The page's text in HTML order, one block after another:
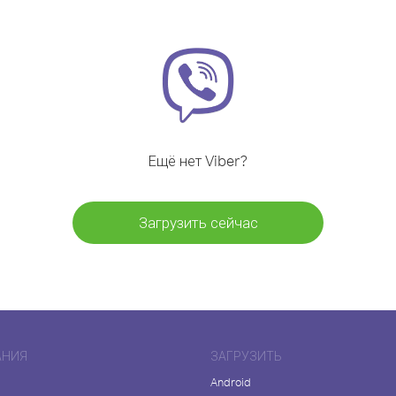
Ещё нет Viber?
Загрузить сейчас
ЗАГРУЗИТЬ
Android